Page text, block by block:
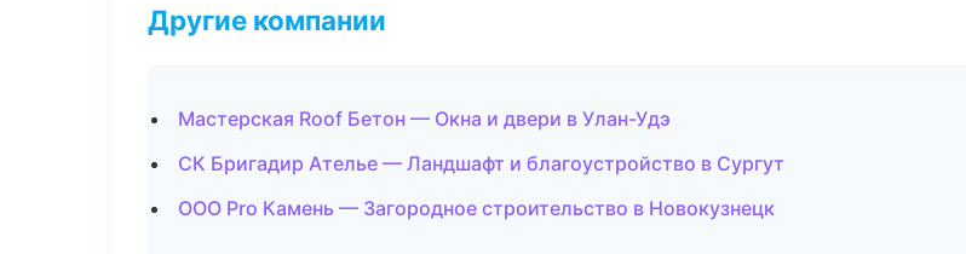
Другие компании
Мастерская Roof Бетон — Окна и двери в Улан-Удэ
СК Бригадир Ателье — Ландшафт и благоустройство в Сургут
ООО Pro Камень — Загородное строительство в Новокузнецк